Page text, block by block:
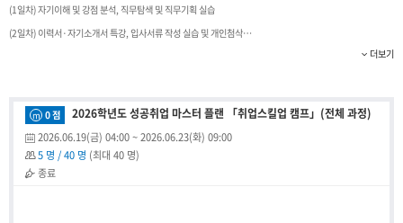
(1일차) 자기이해 및 강점 분석, 직무탐색 및 직무기획 실습
(2일차) 이력서·자기소개서 특강, 입사서류 작성 실습 및 개인첨삭
m 0 점 2026학년도 성공취업 마스터 플랜 「취업스킬업 캠프」(전체 과정)
2026.06.19(금) 04:00~2026.06.23(화) 09:00
5 명 / 40 명 (최대 40 명)
종료